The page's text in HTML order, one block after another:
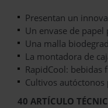
Presentan un
Un envase de
Una malla
La montadora de
RapidCool: bebidas
Cultivos
40 ARTÍCULO